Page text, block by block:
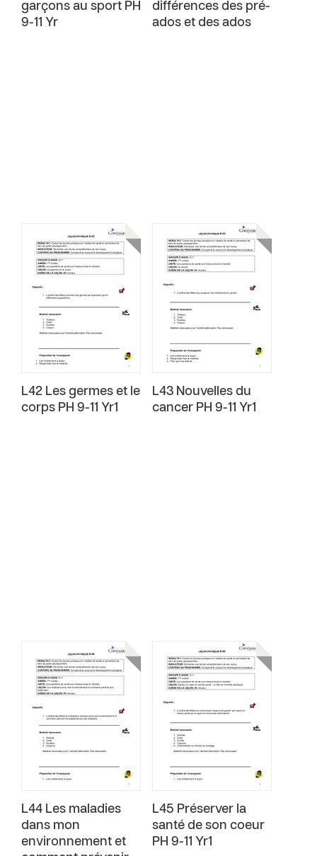
garçons au sport PH
9-11 Yr
différences des pré-
ados et des ados
L42 Les germes et le
corps PH 9-11 Yr1
L43 Nouvelles du
cancer PH 9-11 Yr1
L44 Les maladies
dans mon
environnement et
L45 Préserver la
santé de son coeur
PH 9-11 Yr1